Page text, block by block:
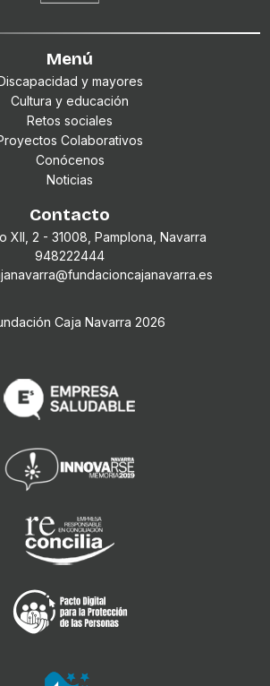
Discapacidad y mayores
Cultura y educación
Retos sociales
Proyectos Colaborativos
Conócenos
Noticias
XII, 2 - 31008, Pamplona, Navarra
948222444